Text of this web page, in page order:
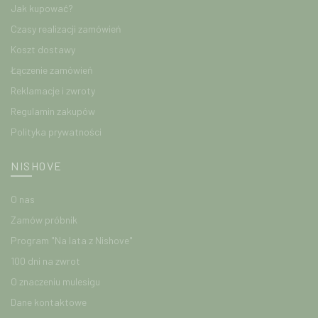
Jak kupować?
Czasy realizacji zamówień
Koszt dostawy
Łączenie zamówień
Reklamacje i zwroty
Regulamin zakupów
Polityka prywatności
NISHOVE
O nas
Zamów próbnik
Program "Na lata z Nishove"
100 dni na zwrot
O znaczeniu mulesigu
Dane kontaktowe